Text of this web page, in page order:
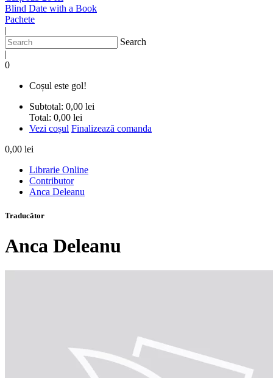
Blind Date with a Book
Pachete
|
Search
|
0
Coșul este gol!
Subtotal: 0,00 lei
Total: 0,00 lei
Vezi coșul Finalizează comanda
0,00 lei
Librarie Online
Contributor
Anca Deleanu
Traducător
Anca Deleanu